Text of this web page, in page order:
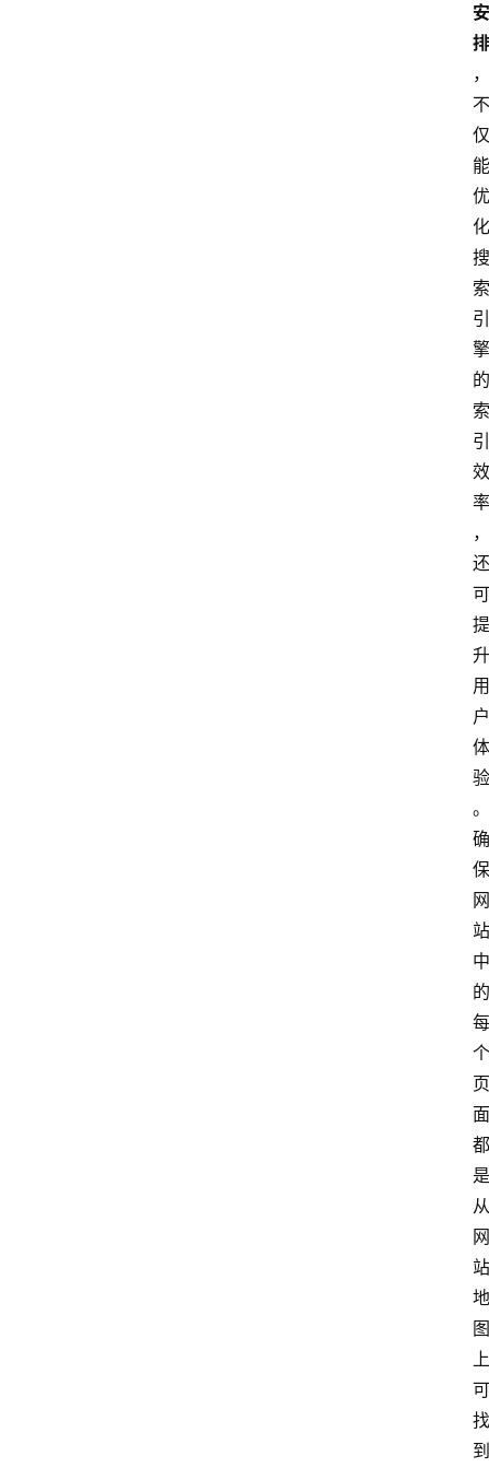
安
排
，
不
仅
能
优
化
搜
索
引
擎
的
索
引
效
率
，
还
可
提
升
用
户
体
验
。
确
保
网
站
中
的
每
个
页
面
都
是
从
网
站
地
图
上
可
找
到